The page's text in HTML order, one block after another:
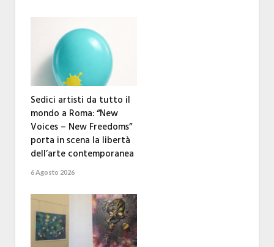
Sedici artisti da tutto il
mondo a Roma: “New
Voices – New Freedoms”
porta in scena la libertà
dell’arte contemporanea
6 Agosto 2026